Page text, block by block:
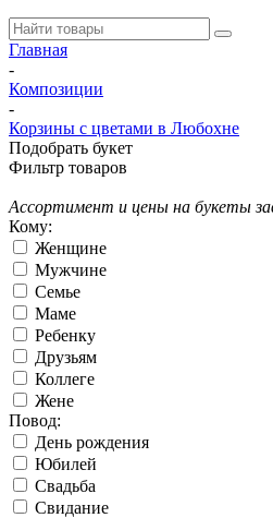
Главная
-
Композиции
-
Корзины с цветами в Любохне
Подобрать букет
Фильтр товаров
Ассортимент и цены на букеты
Кому:
Женщине
Мужчине
Семье
Маме
Ребенку
Друзьям
Коллеге
Жене
Повод:
День рождения
Юбилей
Свадьба
Свидание